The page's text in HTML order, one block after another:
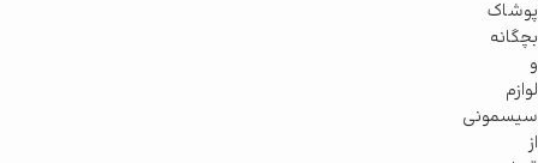
پوشاک
بچگانه
و
لوازم
سیسمونی
از